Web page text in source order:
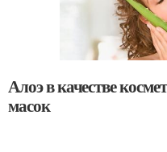
Алоэ в качестве
масок